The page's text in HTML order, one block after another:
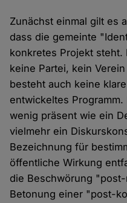
Zunächst einmal gilt es
dass die gemeinte
konkretes Projekt
keine Partei, kein
besteht auch keine
entwickeltes
wenig präsent wie ein
vielmehr ein
Bezeichnung für
öffentliche Wirkung
die Beschwörung
Betonung einer "post-